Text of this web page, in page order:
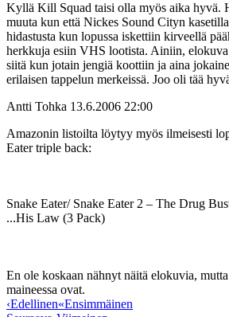
Kyllä Kill Squad taisi olla myös aika hyvä.
muuta kun että Nickes Sound Cityn
hidastusta kun lopussa iskettiin kirveellä
herkkuja esiin VHS lootista. Ainiin, elokuva
siitä kun jotain jengiä koottiin ja aina
erilaisen tappelun merkeissä. Joo oli tää
Antti Tohka 13.6.2006 22:00
Amazonin listoilta löytyy myös ilmeisesti
Eater triple back:
Snake Eater/ Snake Eater 2 – The Drug
...His Law (3 Pack)
En ole koskaan nähnyt näitä elokuvia,
maineessa ovat.
‹Edellinen«Ensimmäinen